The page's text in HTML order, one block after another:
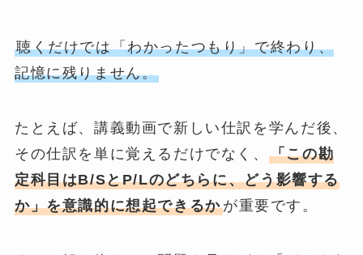
聴くだけでは「わかったつもり」で終わり、
記憶に残りません。
たとえば、講義動画で新しい仕訳を学んだ後、
その仕訳を単に覚えるだけでなく、 「この勘
定科目はB/SとP/Lのどちらに、どう影響する
か」を意識的に想起できるかが重要です。